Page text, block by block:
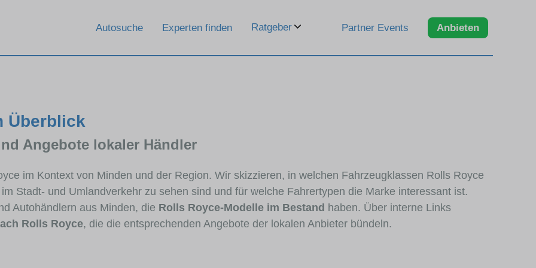
Autosuche Experten finden Ratgeber Partner Events Anbieten
Überblick
Angebote lokaler Händler
im Kontext von Minden und der Region. Wir skizzieren, in welchen Fahrzeugklassen Rolls Royce
Stadt- und Umlandverkehr zu sehen sind und für welche Fahrertypen die Marke interessant ist.
Autohändlern aus Minden, die Rolls Royce-Modelle im Bestand haben. Über interne Links
Rolls Royce, die die entsprechenden Angebote der lokalen Anbieter bündeln.